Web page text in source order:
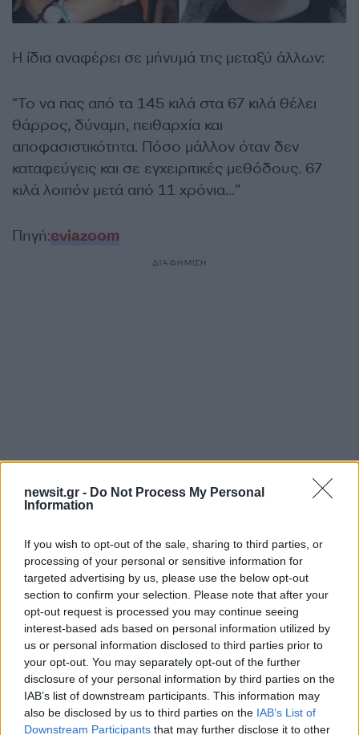
newsit.gr - Do Not Process My Personal
Information
If you wish to opt-out of the sale, sharing to third parties, or
processing of your personal or sensitive information for
targeted advertising by us, please use the below opt-out
section to confirm your selection. Please note that after your
opt-out request is processed you may continue seeing
interest-based ads based on personal information utilized by
us or personal information disclosed to third parties prior to
your opt-out. You may separately opt-out of the further
disclosure of your personal information by third parties on the
IAB’s list of downstream participants. This information may
also be disclosed by us to third parties on the IAB’s List of
Downstream Participants that may further disclose it to other
Η ίδια αναφέρει σε μήνυμά της μεταξύ άλλων:
“Το να πας από τα 145 κιλά στα 67 κιλά θέλει
θάρρος, δύναμη, πειθαρχία και
αποφασιστικότητα. Πόσο μάλλον όταν δεν
καταφεύγεις και σε εγχειριτικές μεθόδους. 67
κιλά λοιπόν μετά από 11 χρόνια…”
Πηγή:eviazoom
ΔΙΑΦΗΜΙΣΗ
Αν τα χάσατε
Συναγερμός στον
Λυκαβηττό: Βρέθηκε
πτώμα σε σπηλιά κοντά
στο εκκλησάκι των Αγίων
Η αστυνομία
τουρίστας θέλησε
πληρώσει για να
σε παιδί στην